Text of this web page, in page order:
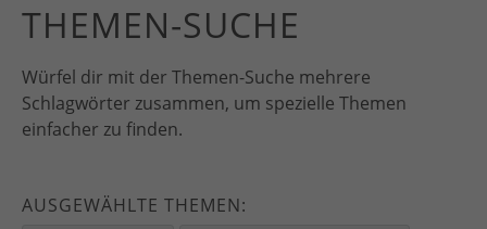
THEMEN-SUCHE
Würfel dir mit der Themen-Suche mehrere
Schlagwörter zusammen, um spezielle Themen
einfacher zu finden.
AUSGEWÄHLTE THEMEN: